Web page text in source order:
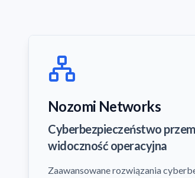
Nozomi Networks
Cyberbezpieczeństwo
widoczność operacyjna
Zaawansowane rozwiązania